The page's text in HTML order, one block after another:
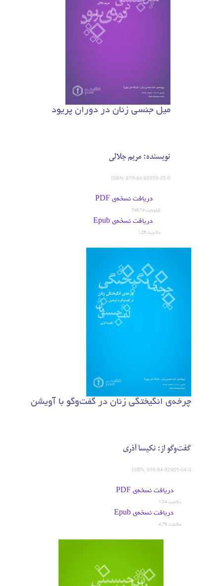
میل جنسی زنان در دوران پریود
نویسنده: مریم جلالی
ISBN: 978-94-92955-05-0
دریافت نسخه‌ی PDF
746,74 کیلوبایت
دریافت نسخه‌ی Epub
1,28 مگابایت
چرخه‌ی انگیختگی زنان در گفت‌وگو با آویشن
گفت‌وگو از: نکیسا آذری
ISBN: 978-94-92955-04-3
دریافت نسخه‌ی PDF
1,34 مگابایت
دریافت نسخه‌ی Epub
4,79 مگابایت